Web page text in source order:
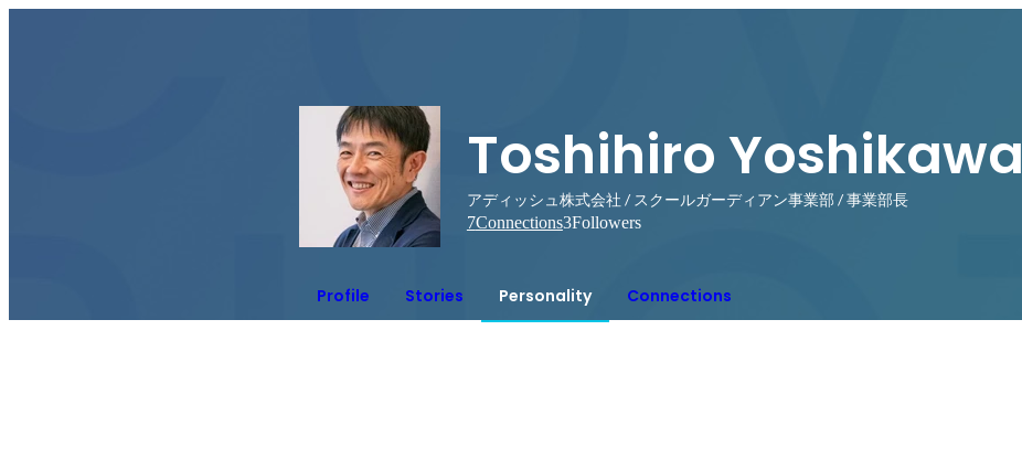
Toshihiro Yoshikawa
アディッシュ株式会社 / スクールガーディアン事業部 / 事業部長
7Connections3Followers
Profile Stories Personality Connections